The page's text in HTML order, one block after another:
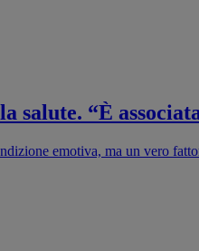
salute. “È
emotiva, ma un vero